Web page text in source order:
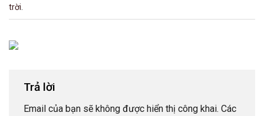
trời
Trả lời
Email của bạn sẽ không được hiển thị công khai. Các